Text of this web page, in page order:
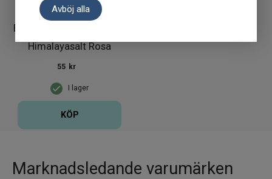
Avböj alla
Biomed Tandborste med
Himalayasalt Rosa
I lager
55 kr
KÖP
Marknadsledande varumärken